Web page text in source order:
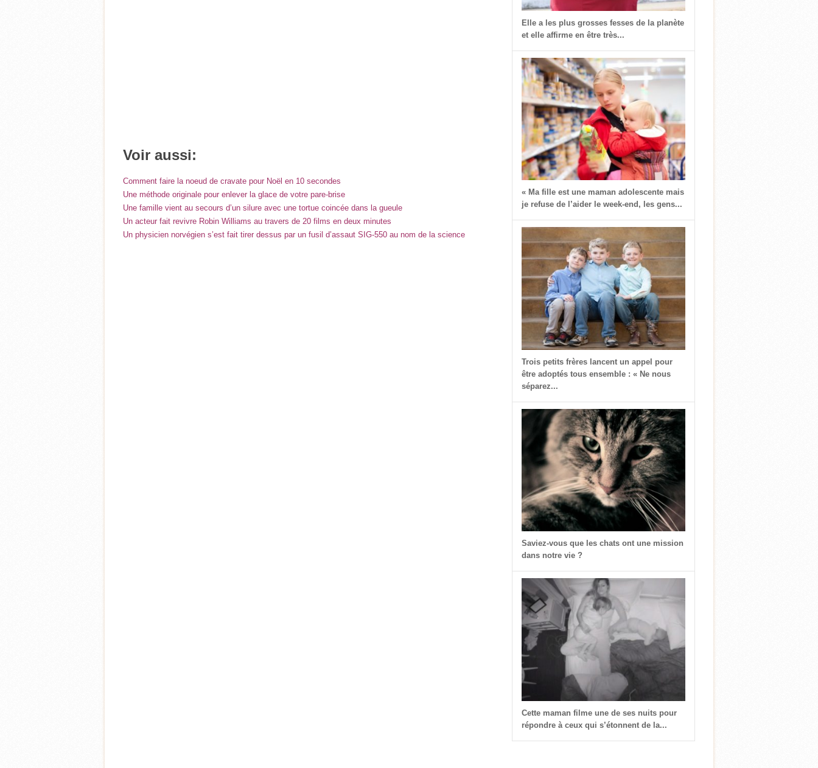
Voir aussi:
Comment faire la noeud de cravate pour Noël en 10 secondes
Une méthode originale pour enlever la glace de votre pare-brise
Une famille vient au secours d’un silure avec une tortue coincée dans la gueule
Un acteur fait revivre Robin Williams au travers de 20 films en deux minutes
Un physicien norvégien s’est fait tirer dessus par un fusil d’assaut SIG-550 au nom de la science
Elle a les plus grosses fesses de la planète
et elle affirme en être très...
« Ma fille est une maman adolescente mais
je refuse de l’aider le week-end, les gens...
Trois petits frères lancent un appel pour
être adoptés tous ensemble : « Ne nous
séparez...
Saviez-vous que les chats ont une mission
dans notre vie ?
Cette maman filme une de ses nuits pour
répondre à ceux qui s’étonnent de la...